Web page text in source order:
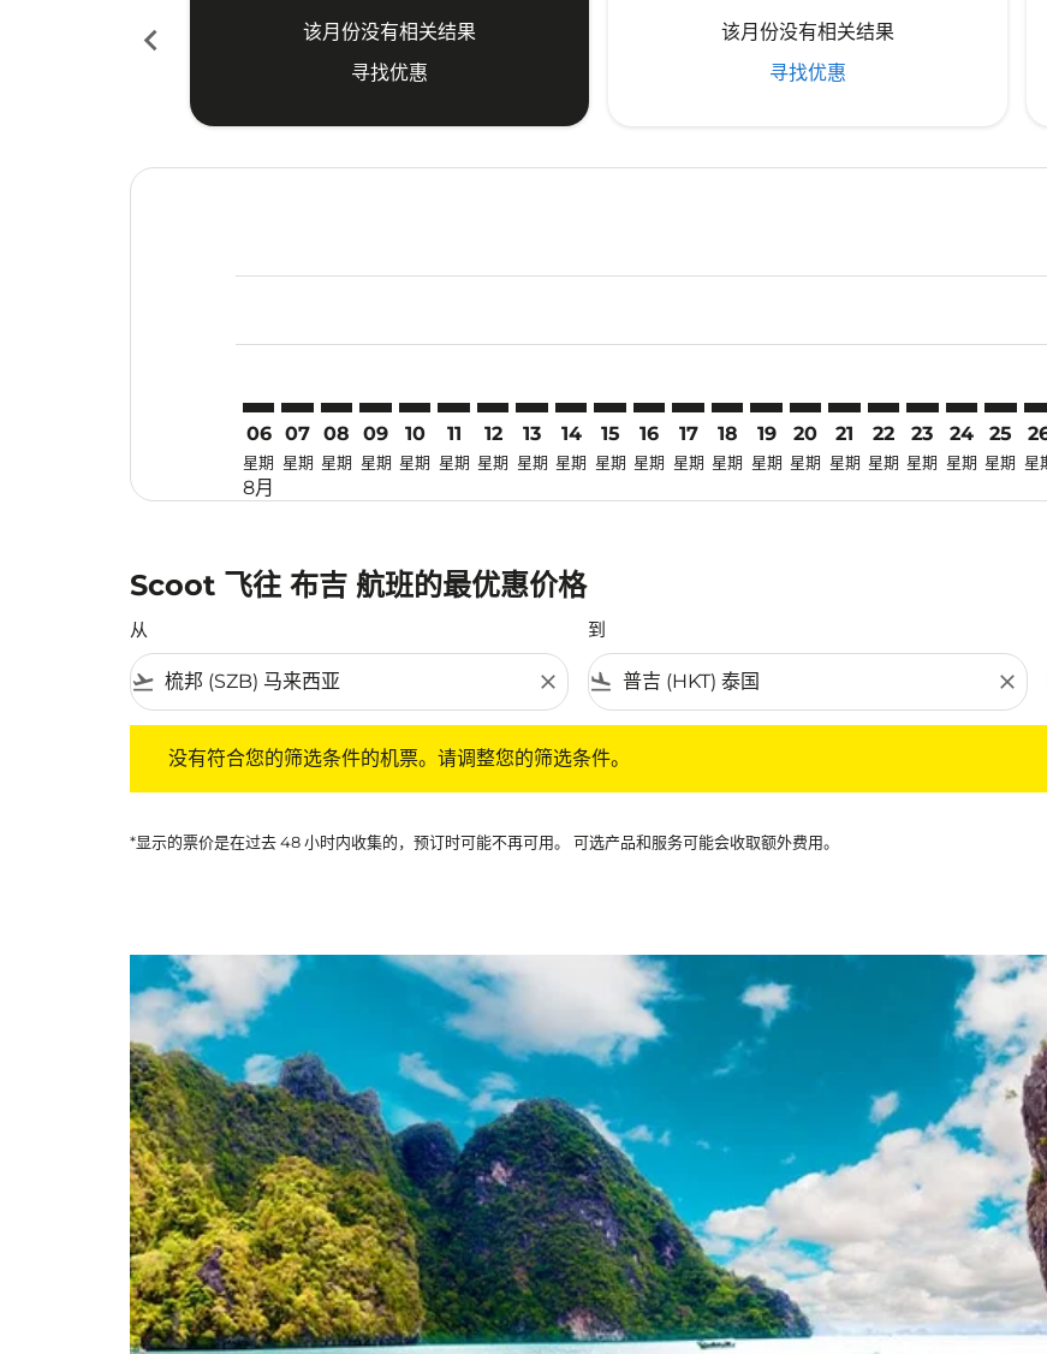
chevron_left
该月份没有相关结果
寻找优惠
该月份没有相关结果
寻找优惠
06
星期
8月
07
星期
08
星期
09
星期
10
星期
11
星期
12
星期
13
星期
14
星期
15
星期
16
星期
17
星期
18
星期
19
星期
20
星期
21
星期
SZB–HKT: cmp-
22
星期
SZB–HKT:
23
星期
24
星期
25
星期 星
Scoot 飞往 布吉 航班的最优惠价格
从
flight_takeoff close
到
flight_land close
没有符合您的筛选条件的机票。请调整您的筛选条件。
*显示的票价是在过去 48 小时内收集的，预订时可能不再可用。 可选产品和服务可能会收取额外费用。